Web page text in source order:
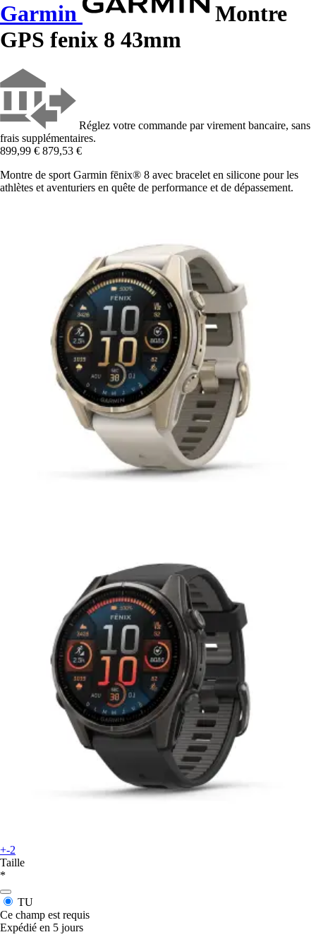
Garmin
Montre
GPS fenix 8 43mm
Réglez votre commande par virement bancaire, sans
frais supplémentaires.
899,99 € 879,53 €
Montre de sport Garmin fēnix® 8 avec bracelet en silicone pour les
athlètes et aventuriers en quête de performance et de dépassement.
+-2
Taille
*
TU
Ce champ est requis
Expédié en 5 jours